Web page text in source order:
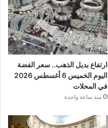
ارتفاع بديل الذهب.. سعر الفضة
اليوم الخميس 6 أغسطس 2026
في المحلات
منذ ساعة واحدة